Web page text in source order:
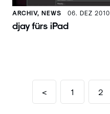
ARCHIV, NEWS 06. DEZ 2010
djay fürs iPad
< 1 2